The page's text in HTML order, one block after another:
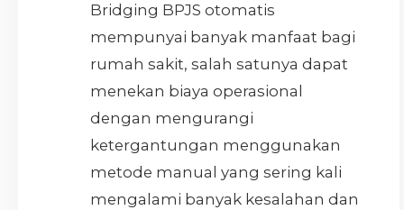
Bridging BPJS otomatis
mempunyai banyak manfaat bagi
rumah sakit, salah satunya dapat
menekan biaya operasional
dengan mengurangi
ketergantungan menggunakan
metode manual yang sering kali
mengalami banyak kesalahan dan